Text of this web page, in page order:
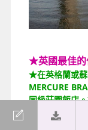
★英國最佳的
★在英格蘭或
MERCURE
同級莊園飯店
(如遇莊園客
★倫敦最後2晚